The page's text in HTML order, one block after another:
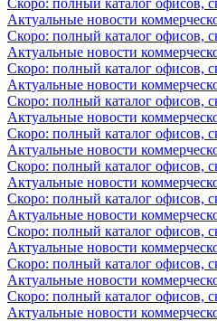
Актуальные новости
Скоро: полный каталог офисов,
Актуальные новости
Скоро: полный каталог офисов,
Актуальные новости
Скоро: полный каталог офисов,
Актуальные новости
Скоро: полный каталог офисов,
Актуальные новости
Скоро: полный каталог офисов,
Актуальные новости
Скоро: полный каталог офисов,
Актуальные новости
Скоро: полный каталог офисов,
Актуальные новости
Скоро: полный каталог офисов,
Актуальные новости
Скоро: полный каталог офисов,
Актуальные новости